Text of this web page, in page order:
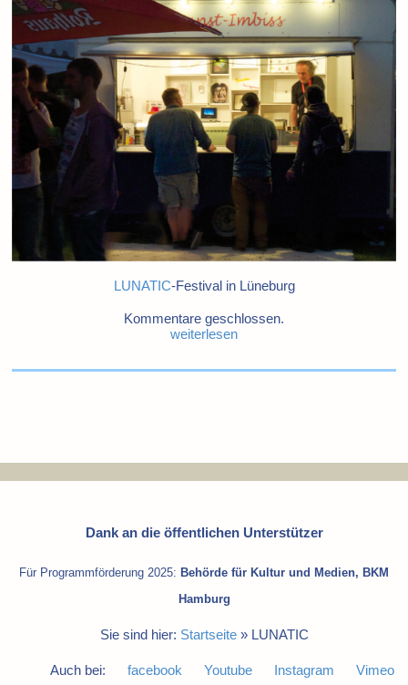
LUNATIC-Festival in Lüneburg
Kommentare geschlossen.
weiterlesen
Dank an die öffentlichen Unterstützer
Für Programmförderung 2025: Behörde für Kultur und Medien, BKM
Hamburg
Sie sind hier: Startseite» LUNATIC
Auch bei: facebook Youtube Instagram Vimeo